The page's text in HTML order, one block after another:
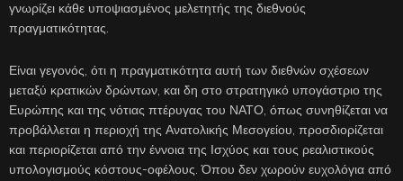
γνωρίζει κάθε υποψιασμένος μελετητής της διεθνούς
πραγματικότητας.
Είναι γεγονός, ότι η πραγματικότητα αυτή των διεθνών σχέσεων
μεταξύ κρατικών δρώντων, και δη στο στρατηγικό υπογάστριο της
Ευρώπης και της νότιας πτέρυγας του ΝΑΤΟ, όπως συνηθίζεται να
προβάλλεται η περιοχή της Ανατολικής Μεσογείου, προσδιορίζεται
και περιορίζεται από την έννοια της Ισχύος και τους ρεαλιστικούς
υπολογισμούς κόστους-οφέλους. Όπου δεν χωρούν ευχολόγια από